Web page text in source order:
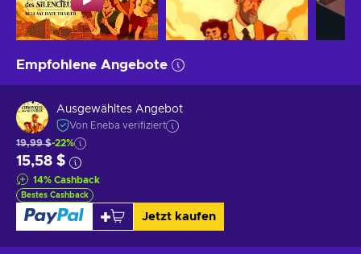
Empfohlene Angebote
Ausgewähltes Angebot
Von Eneba verifiziert
19,99 $-22%
15,58 $
14% Cashback
Bestes Cashback
Jetzt kaufen